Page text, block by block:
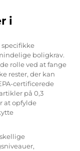
i
boligkrav.
rolle ved at fange
rester, der kan
certificerede
på 0,3
at opfylde